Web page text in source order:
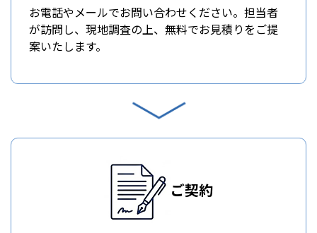
お電話やメールでお問い合わせください。担当者
が訪問し、現地調査の上、無料でお見積りをご提
案いたします。
ご契約